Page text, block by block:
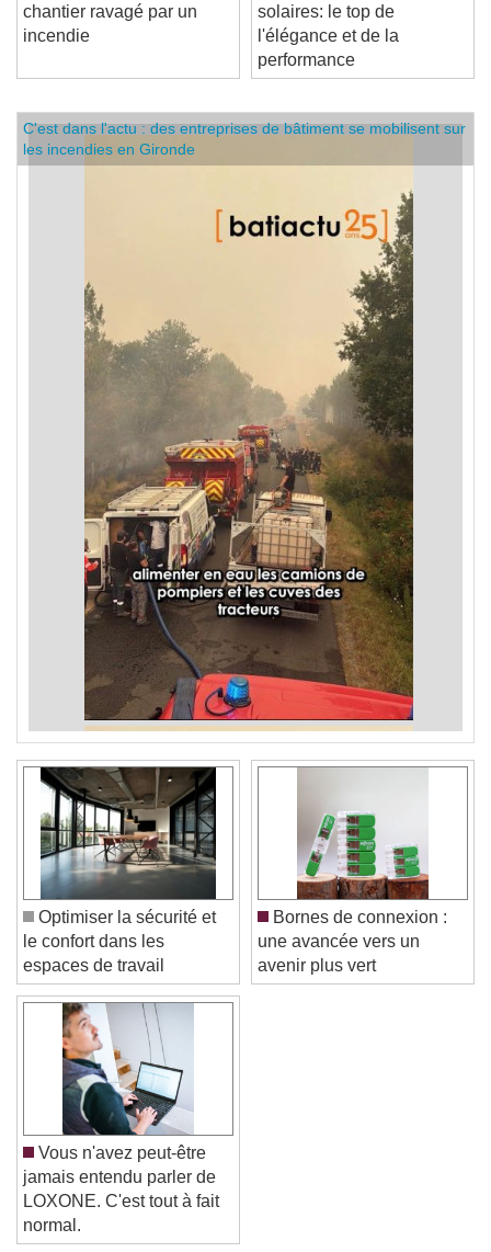
chantier ravagé par un
incendie
solaires: le top de
l'élégance et de la
performance
C'est dans l'actu : des entreprises de bâtiment se mobilisent sur
les incendies en Gironde
Optimiser la sécurité et
le confort dans les
espaces de travail
Bornes de connexion :
une avancée vers un
avenir plus vert
Vous n'avez peut-être
jamais entendu parler de
LOXONE. C'est tout à fait
normal.